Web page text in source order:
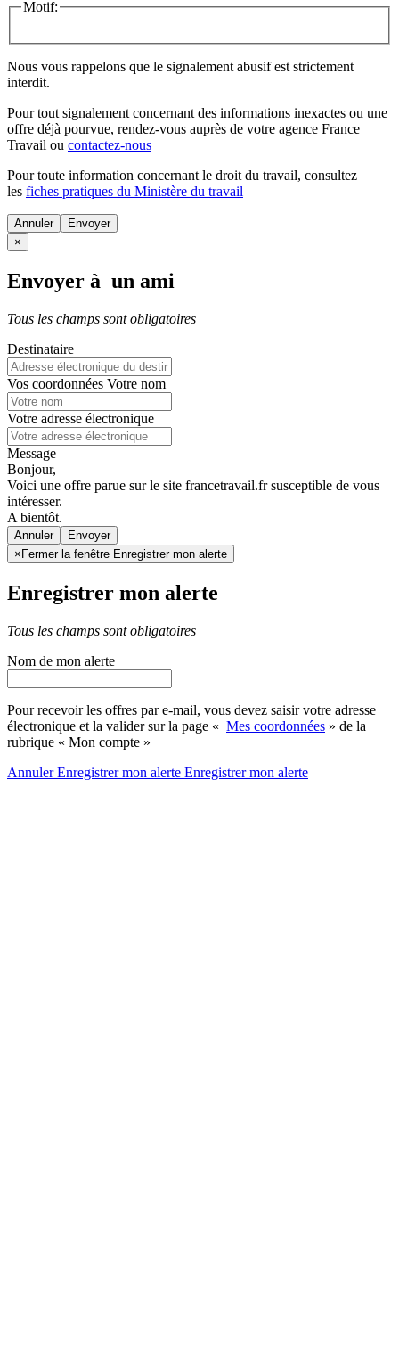
Motif:
Nous vous rappelons que le signalement abusif est strictement
interdit.
Pour tout signalement concernant des informations inexactes ou une
offre déjà pourvue, rendez-vous auprès de votre agence France
Travail ou contactez-nous
Pour toute information concernant le droit du travail, consultez
les fiches pratiques du Ministère du travail
Annuler
×
Envoyer à un ami
Tous les champs sont obligatoires
Destinataire
Vos coordonnées Votre nom
Votre adresse électronique
Message
Bonjour,
Voici une offre parue sur le site francetravail.fr susceptible de vous
intéresser.
A bientôt.
Annuler
× Fermer la fenêtre Enregistrer mon alerte
Enregistrer mon alerte
Tous les champs sont obligatoires
Nom de mon alerte
Pour recevoir les offres par e-mail, vous devez saisir votre adresse
électronique et la valider sur la page « Mes coordonnées » de la
rubrique « Mon compte »
AnnulerEnregistrer mon alerte Enregistrermon alerte